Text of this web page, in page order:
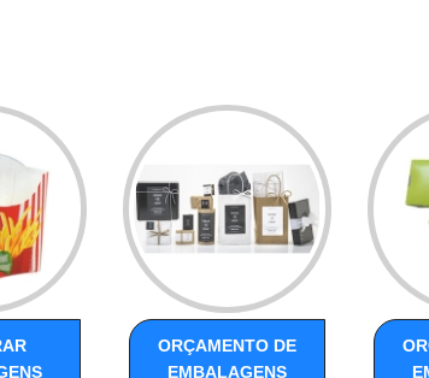
ORÇAMENTO DE
EMBALAGENS